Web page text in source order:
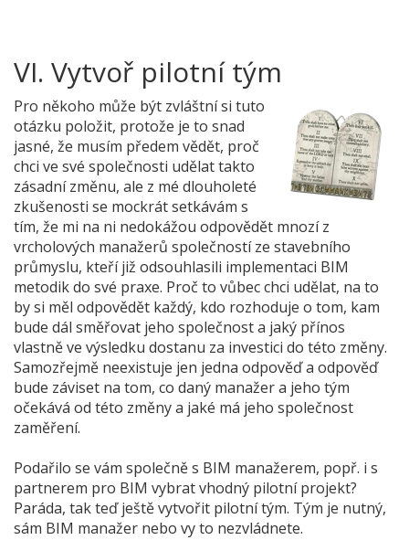
VI. Vytvoř pilotní tým
Pro někoho může být zvláštní si tuto
otázku položit, protože je to snad
jasné, že musím předem vědět, proč
chci ve své společnosti udělat takto
zásadní změnu, ale z mé dlouholeté
zkušenosti se mockrát setkávám s
tím, že mi na ni nedokážou odpovědět mnozí z
vrcholových manažerů společností ze stavebního
průmyslu, kteří již odsouhlasili implementaci BIM
metodik do své praxe. Proč to vůbec chci udělat, na to
by si měl odpovědět každý, kdo rozhoduje o tom, kam
bude dál směřovat jeho společnost a jaký přínos
vlastně ve výsledku dostanu za investici do této změny.
Samozřejmě neexistuje jen jedna odpověď a odpověď
bude záviset na tom, co daný manažer a jeho tým
očekává od této změny a jaké má jeho společnost
zaměření.
Podařilo se vám společně s BIM manažerem, popř. i s
partnerem pro BIM vybrat vhodný pilotní projekt?
Paráda, tak teď ještě vytvořit pilotní tým. Tým je nutný,
sám BIM manažer nebo vy to nezvládnete.